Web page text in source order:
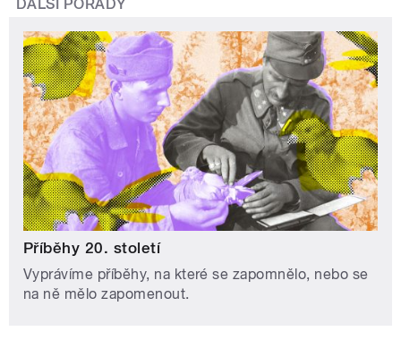
DALŠÍ POŘADY
Příběhy 20. století
Vyprávíme příběhy, na které se zapomnělo, nebo se
na ně mělo zapomenout.